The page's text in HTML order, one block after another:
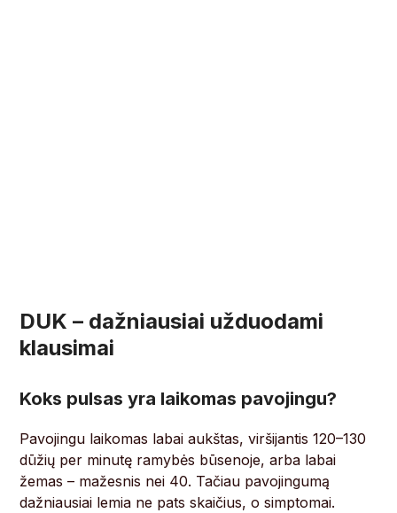
DUK – dažniausiai užduodami
klausimai
Koks pulsas yra laikomas pavojingu?
Pavojingu laikomas labai aukštas, viršijantis 120–130
dūžių per minutę ramybės būsenoje, arba labai
žemas – mažesnis nei 40. Tačiau pavojingumą
dažniausiai lemia ne pats skaičius, o simptomai.